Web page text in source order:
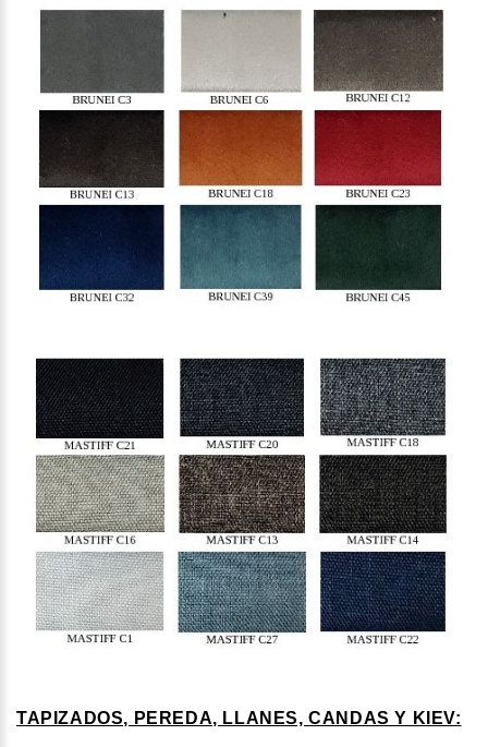
TAPIZADOS, PEREDA, LLANES, CANDAS Y KIEV: